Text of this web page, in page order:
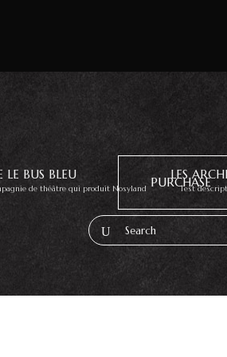
LE BUS BLEU
de théâtre qui produit Nosyland
LES
Test
PURCHASE